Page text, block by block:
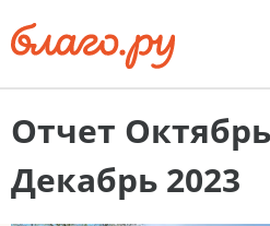
Отчет
Декабрь 2023